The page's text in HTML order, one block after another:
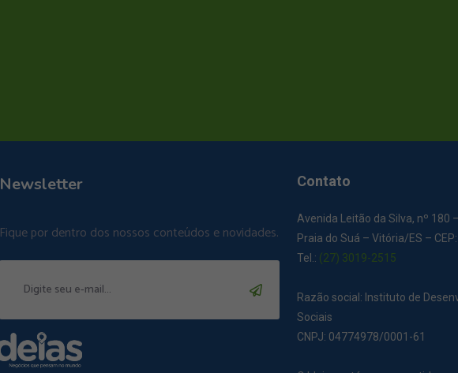
Newsletter
Fique por dentro dos nossos conteúdos e novidades.
Contato
Avenida Leitão da Silva, nº 180
Praia do Suá – Vitória/ES –
Tel.: (27) 3019-2515
Razão social: Instituto de
Sociais
CNPJ: 04774978/0001-61